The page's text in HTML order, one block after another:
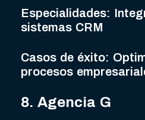
Especialidades:
sistemas CRM
Casos de éxito:
procesos
8. Agencia G